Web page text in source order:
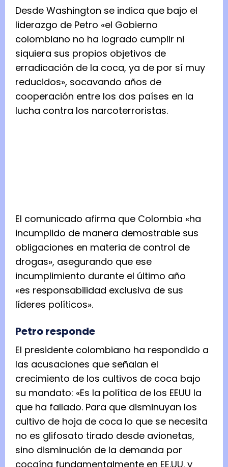
Desde Washington se indica que bajo el
liderazgo de Petro «el Gobierno
colombiano no ha logrado cumplir ni
siquiera sus propios objetivos de
erradicación de la coca, ya de por sí muy
reducidos», socavando años de
cooperación entre los dos países en la
lucha contra los narcoterroristas.
El comunicado afirma que Colombia «ha
incumplido de manera demostrable sus
obligaciones en materia de control de
drogas», asegurando que ese
incumplimiento durante el último año
«es responsabilidad exclusiva de sus
líderes políticos».
Petro responde
El presidente colombiano ha respondido a
las acusaciones que señalan el
crecimiento de los cultivos de coca bajo
su mandato: «Es la política de los EEUU la
que ha fallado. Para que disminuyan los
cultivo de hoja de coca lo que se necesita
no es glifosato tirado desde avionetas,
sino disminución de la demanda por
cocaína fundamentalmente en EE.UU. y